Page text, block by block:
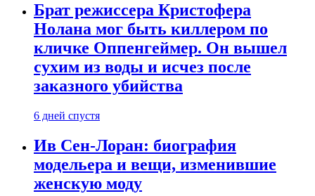
Брат режиссера Кристофера
Нолана мог быть киллером по
кличке Оппенгеймер. Он вышел
сухим из воды и исчез после
заказного убийства
6 дней спустя
Ив Сен-Лоран: биография
модельера и вещи, изменившие
женскую моду